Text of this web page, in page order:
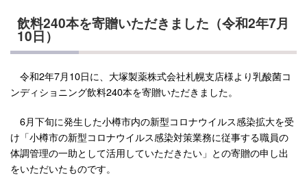
飲料240本を寄贈いただきました（令和2年7月
10日）
令和2年7月10日に、大塚製薬株式会社札幌支店様より乳酸菌コ
ンディショニング飲料240本を寄贈いただきました。
6月下旬に発生した小樽市内の新型コロナウイルス感染拡大を受
け「小樽市の新型コロナウイルス感染対策業務に従事する職員の
体調管理の一助として活用していただきたい」との寄贈の申し出
をいただいたものです。